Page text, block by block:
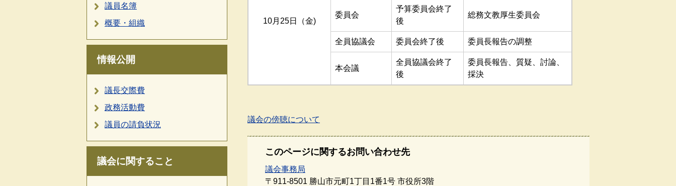
議員名簿
概要・組織
情報公開
議長交際費
政務活動費
議員の請負状況
議会に関すること
10月25日（金)
委員会
予算委員会終了
後
総務文教厚生委員会
全員協議会 委員会終了後 委員長報告の調整
本会議
全員協議会終了
後
委員長報告、質疑、討論、
採決
議会の傍聴について
このページに関するお問い合わせ先
議会事務局
〒911-8501 勝山市元町1丁目1番1号 市役所3階